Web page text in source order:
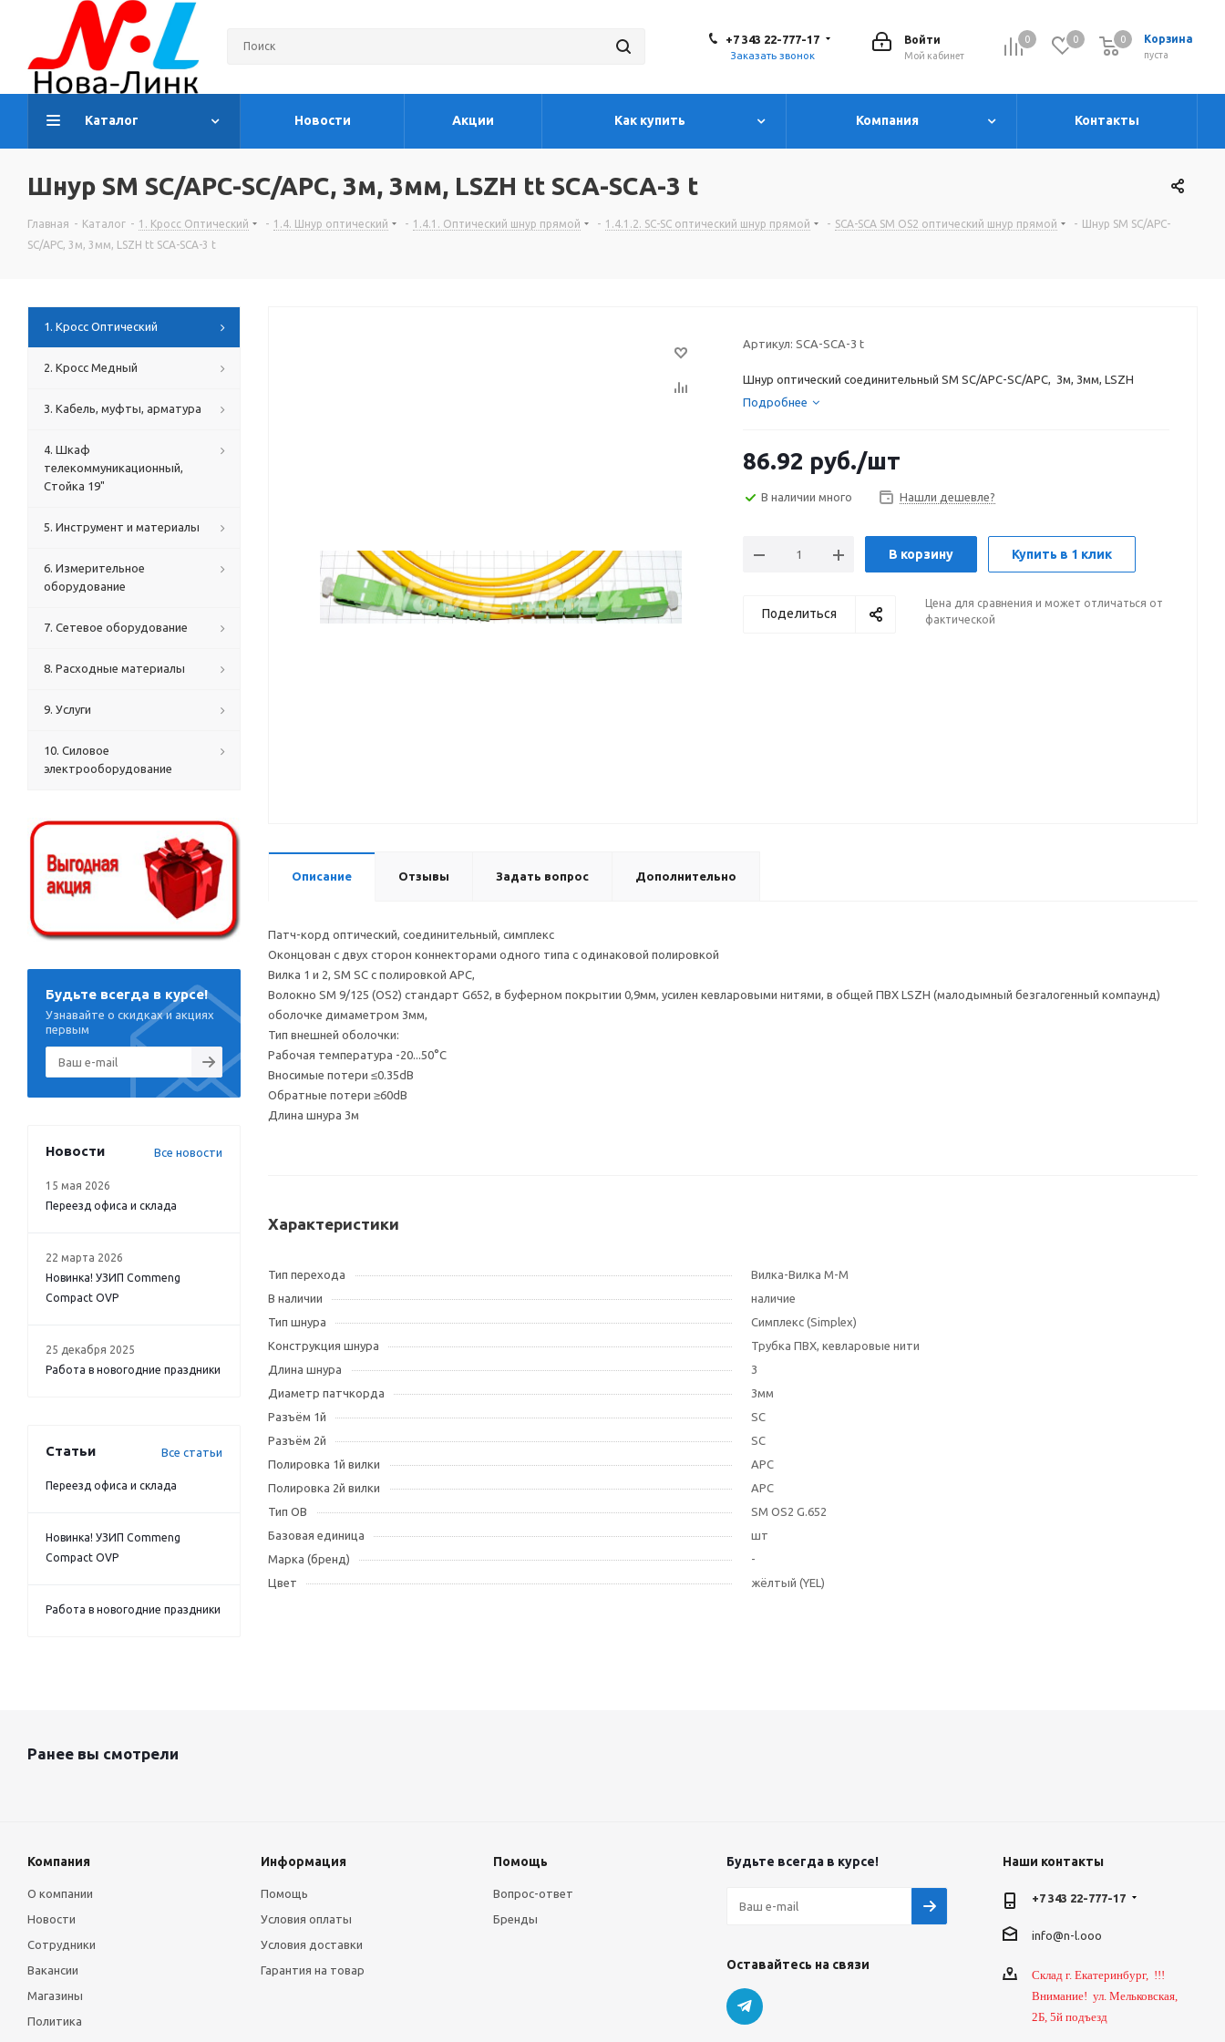
0 0 Корзина
0
пуста
0
Войти
Мой кабинет
+7 343 22-777-17
Заказать звонок
Каталог Новости Акции Как купить Компания Контакты
Шнур SM SC/APC-SC/APC, 3м, 3мм, LSZH tt SCA-SCA-3 t
Главная - Каталог - 1. Кросс Оптический - 1.4. Шнур оптический - 1.4.1. Оптический шнур прямой - 1.4.1.2. SC-SC оптический шнур прямой - SCA-SCA SM OS2 оптический шнур прямой - Шнур SM SC/APC-
SC/APC, 3м, 3мм, LSZH tt SCA-SCA-3 t
Артикул: SCA-SCA-3 t
Шнур оптический соединительный SM SC/APC-SC/APC, 3м, 3мм, LSZH
Подробнее
86.92 руб./шт
В наличии много Нашли дешевле?
В корзину Купить в 1 клик
Поделиться
Цена для сравнения и может отличаться от
фактической
Описание Отзывы Задать вопрос Дополнительно
Патч-корд оптический, соединительный, симплекс
Оконцован с двух сторон коннекторами одного типа с одинаковой полировкой
Вилка 1 и 2, SM SC с полировкой APC,
Волокно SM 9/125 (OS2) стандарт G652, в буферном покрытии 0,9мм, усилен кевларовыми нитями, в общей ПВХ LSZH (малодымный безгалогенный компаунд)
оболочке димаметром 3мм,
Тип внешней оболочки:
Рабочая температура -20...50°С
Вносимые потери ≤0.35dB
Обратные потери ≥60dB
Длина шнура 3м
Характеристики
Тип перехода
Вилка-Вилка M-M
В наличии
наличие
Тип шнура
Симплекс (Simplex)
Конструкция шнура
Трубка ПВХ, кевларовые нити
Длина шнура
3
Диаметр патчкорда
3мм
Разъём 1й
SC
Разъём 2й
SC
Полировка 1й вилки
APC
Полировка 2й вилки
APC
Тип OB
SM OS2 G.652
Базовая единица
шт
Марка (бренд)
-
Цвет
жёлтый (YEL)
1. Кросс Оптический
2. Кросс Медный
3. Кабель, муфты, арматура
4. Шкаф
телекоммуникационный,
Стойка 19"
5. Инструмент и материалы
6. Измерительное
оборудование
7. Сетевое оборудование
8. Расходные материалы
9. Услуги
10. Силовое
электрооборудование
Будьте всегда в курсе!
Узнавайте о скидках и акциях
первым
Новости Все новости
15 мая 2026
Переезд офиса и склада
22 марта 2026
Новинка! УЗИП Commeng
Compact OVP
25 декабря 2025
Работа в новогодние праздники
Статьи Все статьи
Переезд офиса и склада
Новинка! УЗИП Commeng
Compact OVP
Работа в новогодние праздники
Ранее вы смотрели
Компания
О компании
Новости
Сотрудники
Вакансии
Магазины
Политика
Информация
Помощь
Условия оплаты
Условия доставки
Гарантия на товар
Помощь
Вопрос-ответ
Бренды
Будьте всегда в курсе!
Оставайтесь на связи
Наши контакты
+7 343 22-777-17
info@n-l.ooo
Склад г. Екатеринбург, !!!
Внимание! ул. Мельковская,
2Б, 5й подъезд